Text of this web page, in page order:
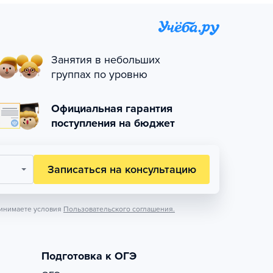
Занятия в небольших
группах по уровню
Официальная гарантия
поступления на бюджет
Записаться на консультацию
условия Пользовательского соглашения.
Подготовка к ОГЭ